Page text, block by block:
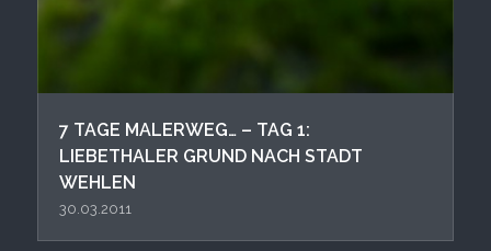
7 TAGE MALERWEG… – TAG 1:
LIEBETHALER GRUND NACH STADT
WEHLEN
30.03.2011